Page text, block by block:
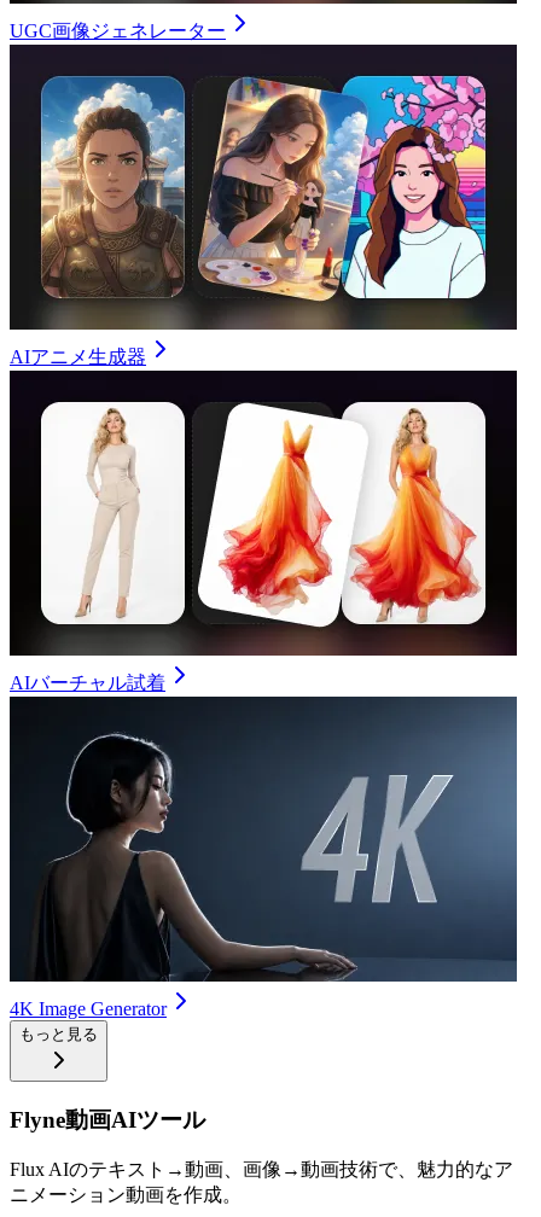
UGC画像ジェネレーター
AIアニメ生成器
AIバーチャル試着
4K Image Generator
もっと見る
Flyne動画AIツール
Flux AIのテキスト→動画、画像→動画技術で、魅力的なア
ニメーション動画を作成。